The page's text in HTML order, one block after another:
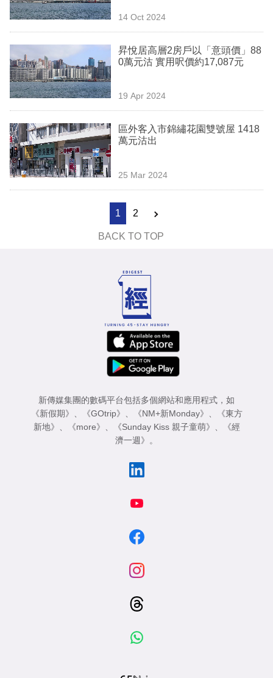
初步反映減息後市況)
14 Oct 2024
昇悅居高層2房戶以「意頭價」88
0萬元沽 實用呎價約17,087元
19 Apr 2024
區外客入市錦繡花園雙號屋 1418
萬元沽出
25 Mar 2024
1 2
BACK TO TOP
新傳媒集團的數碼平台包括多個網站和應用程式，如
《新假期》 、 《GOtrip》 、 《NM+新Monday》 、
《東方
新地》 、 《more》 、 《Sunday Kiss 親子童萌》 、
《經
濟一週》 。